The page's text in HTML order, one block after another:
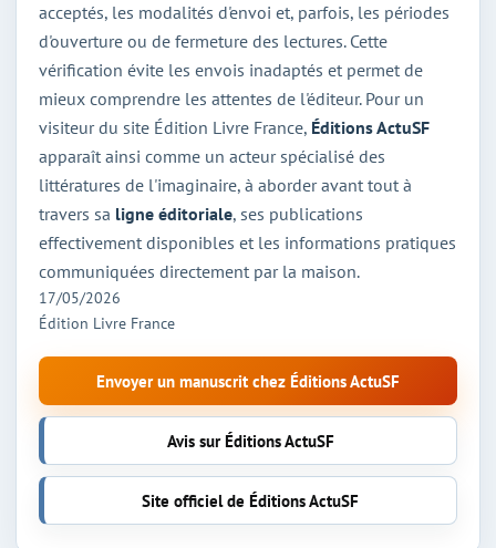
acceptés, les modalités d'envoi et, parfois, les périodes
d'ouverture ou de fermeture des lectures. Cette
vérification évite les envois inadaptés et permet de
mieux comprendre les attentes de l'éditeur. Pour un
visiteur du site Édition Livre France, Éditions ActuSF
apparaît ainsi comme un acteur spécialisé des
littératures de l'imaginaire, à aborder avant tout à
travers sa ligne éditoriale, ses publications
effectivement disponibles et les informations pratiques
communiquées directement par la maison.
17/05/2026
Édition Livre France
Envoyer un manuscrit chez Éditions ActuSF
Avis sur Éditions ActuSF
Site officiel de Éditions ActuSF